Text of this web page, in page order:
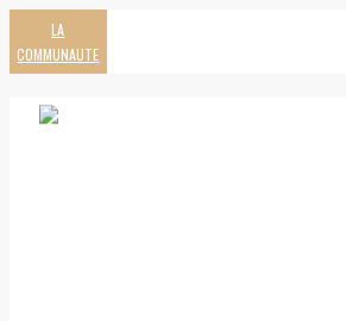
LA
COMMUNAUTE